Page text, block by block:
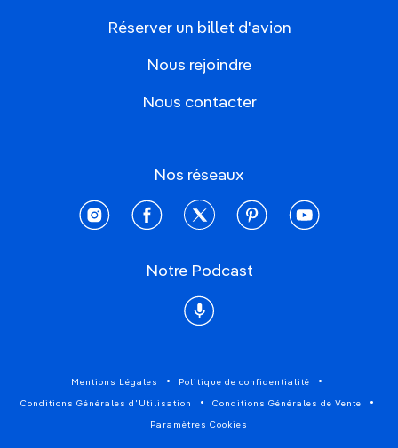
Réserver un billet d'avion
Nous rejoindre
Nous contacter
Nos réseaux
instagramfacebooktwitter pinterestyoutube
Notre Podcast
Podcast
Mentions Légales Politique de confidentialité
Conditions Générales d'Utilisation Conditions Générales de Vente
Paramètres Cookies